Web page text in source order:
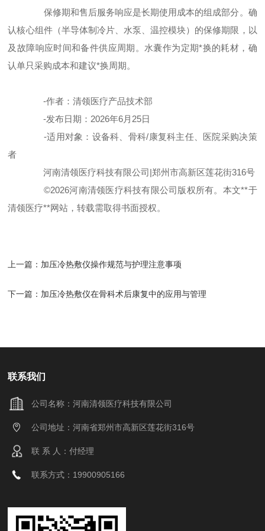
保修期和售后服务响应是长期使用成本的组成部分。确
认核心组件（半导体制冷片、水泵、温控模块）的保修期限，以
及故障响应时间和备件供应周期。水囊作为定期*换的耗材，确
认单只采购成本和建议*换周期。
-作者：清领医疗产品技术部
-发布日期：2026年6月25日
-适用对象：设备科、骨科/康复科主任、医院采购决策
者
河南清领医疗科技有限公司|郑州市高新区莲花街316号
©2026河南清领医疗科技有限公司版权所有。本文**于
清领医疗**网站，转载需取得书面授权。
上一篇： 加压冷热敷仪操作规范与护理注意事项
下一篇： 加压冷热敷仪在骨科术后康复中的应用与管理
联系我们
公司名称：河南清领医疗科技有限公司
公司地址：河南省郑州市高新区莲花街316号
联 系 人：付经理
联系方式：19900905166